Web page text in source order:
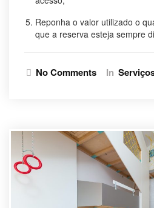
Reponha o valor utilizado o
que a reserva esteja sempre
No Comments In